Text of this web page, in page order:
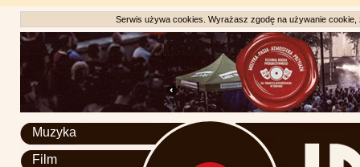
Serwis używa cookies. Wyrażasz zgodę na używanie
Muzyka
Film